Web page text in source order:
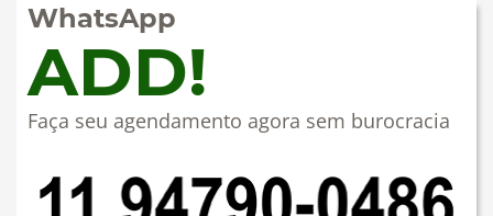
WhatsApp
ADD!
Faça seu agendamento agora sem burocracia